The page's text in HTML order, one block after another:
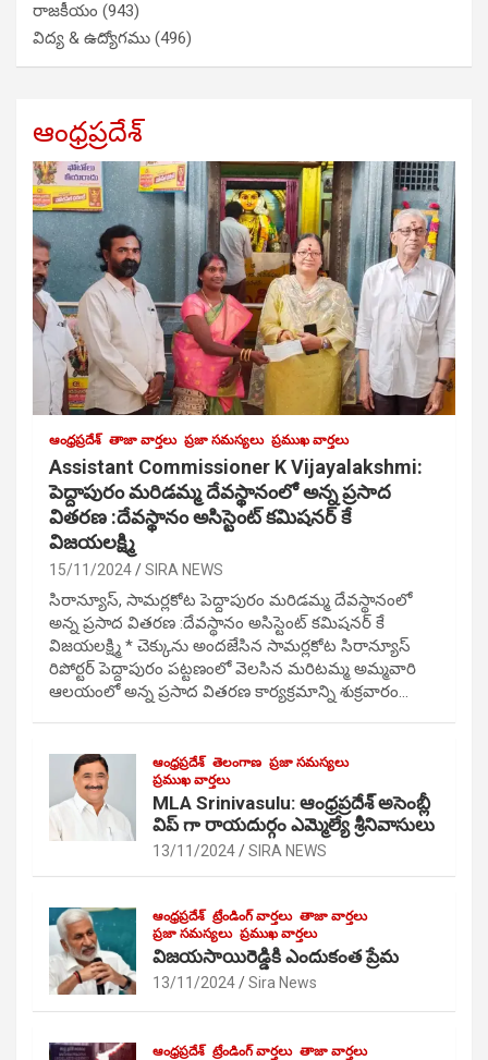
రాజకీయం (943)
విద్య & ఉద్యోగము (496)
ఆంధ్రప్రదేశ్
ఆంధ్రప్రదేశ్ తాజా వార్తలు ప్రజా సమస్యలు ప్రముఖ వార్తలు
Assistant Commissioner K Vijayalakshmi:
పెద్దాపురం మరిడమ్మ దేవస్థానంలో అన్న ప్రసాద
వితరణ :దేవస్థానం అసిస్టెంట్ కమిషనర్ కే
విజయలక్ష్మి
15/11/2024 SIRA NEWS
సిరాన్యూస్, సామర్లకోట పెద్దాపురం మరిడమ్మ దేవస్థానంలో
అన్న ప్రసాద వితరణ :దేవస్థానం అసిస్టెంట్ కమిషనర్ కే
విజయలక్ష్మి * చెక్కును అందజేసిన సామర్లకోట సిరాన్యూస్
రిపోర్టర్ పెద్దాపురం పట్టణంలో వెలసిన మరిటమ్మ అమ్మవారి
ఆలయంలో అన్న ప్రసాద వితరణ కార్యక్రమాన్ని శుక్రవారం…
ఆంధ్రప్రదేశ్ తెలంగాణ ప్రజా సమస్యలు
ప్రముఖ వార్తలు
MLA Srinivasulu: ఆంధ్రప్రదేశ్ అసెంబ్లీ
విప్ గా రాయదుర్గం ఎమ్మెల్యే శ్రీనివాసులు
13/11/2024 SIRA NEWS
ఆంధ్రప్రదేశ్ ట్రేండింగ్ వార్తలు తాజా వార్తలు
ప్రజా సమస్యలు ప్రముఖ వార్తలు
విజయసాయిరెడ్డికి ఎందుకంత ప్రేమ
13/11/2024 Sira News
ఆంధ్రప్రదేశ్ ట్రేండింగ్ వార్తలు తాజా వార్తలు